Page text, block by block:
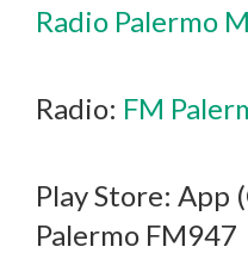
Radio Palermo
Radio: FM
Play Store: App
Palermo FM947